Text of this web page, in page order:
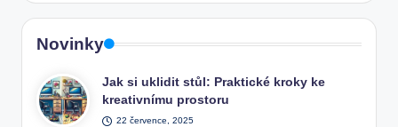
Novinky
Jak si uklidit stůl: Praktické kroky ke
kreativnímu prostoru
22 července, 2025